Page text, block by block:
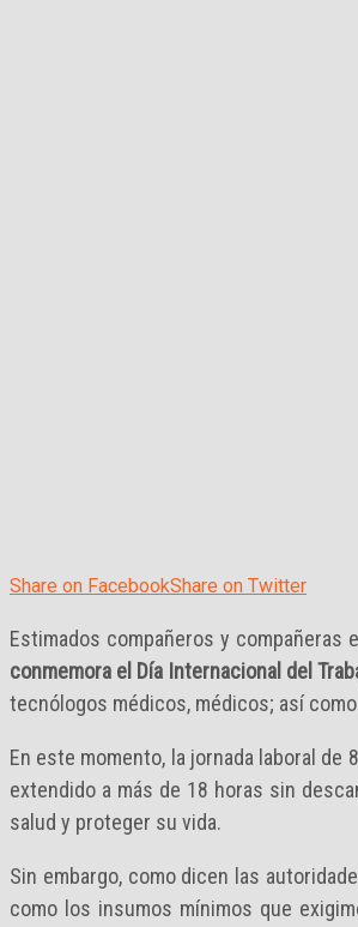
Share on FacebookShare on Twitter
Estimados compañeros y
conmemora el Día Internacional del
tecnólogos médicos, médicos; así
En este momento, la jornada laboral
extendido a más de 18 horas sin
salud y proteger su vida.
Sin embargo, como dicen las
como los insumos mínimos que